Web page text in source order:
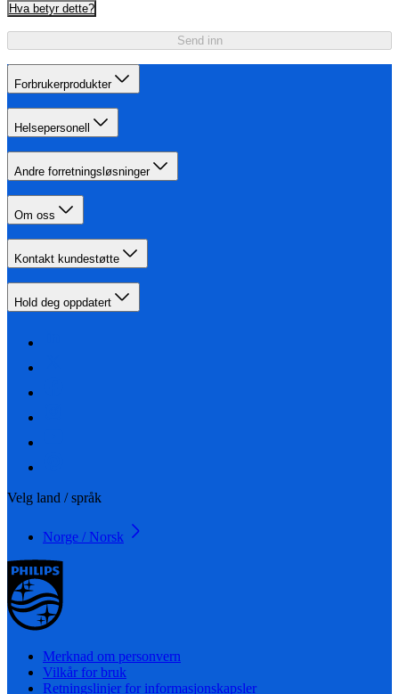
Hva betyr dette?
Send inn
Forbrukerprodukter
Helsepersonell
Andre forretningsløsninger
Om oss
Kontakt kundestøtte
Hold deg oppdatert
Velg land / språk
Norge / Norsk
Merknad om personvern
Vilkår for bruk
Retningslinjer for informasjonskapsler